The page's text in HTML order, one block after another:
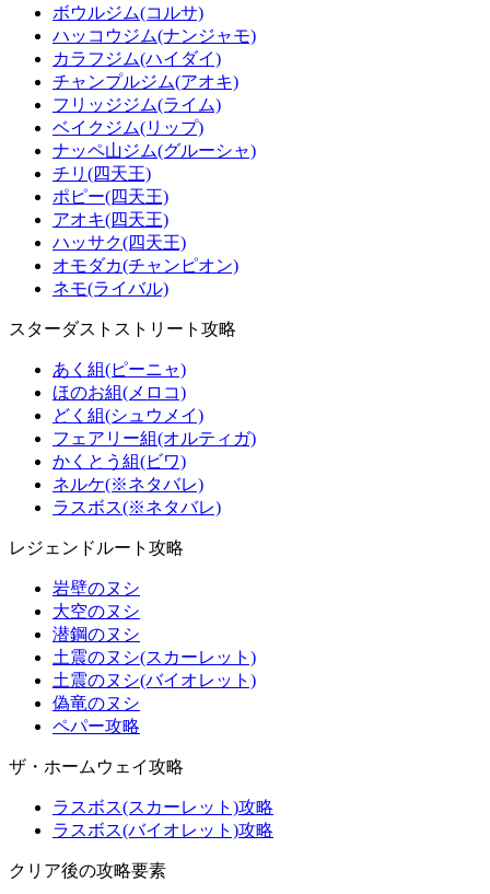
ボウルジム(コルサ)
ハッコウジム(ナンジャモ)
カラフジム(ハイダイ)
チャンプルジム(アオキ)
フリッジジム(ライム)
ベイクジム(リップ)
ナッペ山ジム(グルーシャ)
チリ(四天王)
ポピー(四天王)
アオキ(四天王)
ハッサク(四天王)
オモダカ(チャンピオン)
ネモ(ライバル)
スターダストストリート攻略
あく組(ピーニャ)
ほのお組(メロコ)
どく組(シュウメイ)
フェアリー組(オルティガ)
かくとう組(ビワ)
ネルケ(※ネタバレ)
ラスボス(※ネタバレ)
レジェンドルート攻略
岩壁のヌシ
大空のヌシ
潜鋼のヌシ
土震のヌシ(スカーレット)
土震のヌシ(バイオレット)
偽竜のヌシ
ペパー攻略
ザ・ホームウェイ攻略
ラスボス(スカーレット)攻略
ラスボス(バイオレット)攻略
クリア後の攻略要素